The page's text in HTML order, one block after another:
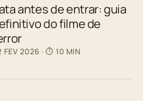
antes de entrar: guia
do filme de
FEV 2026 · ⏱ 10 MIN